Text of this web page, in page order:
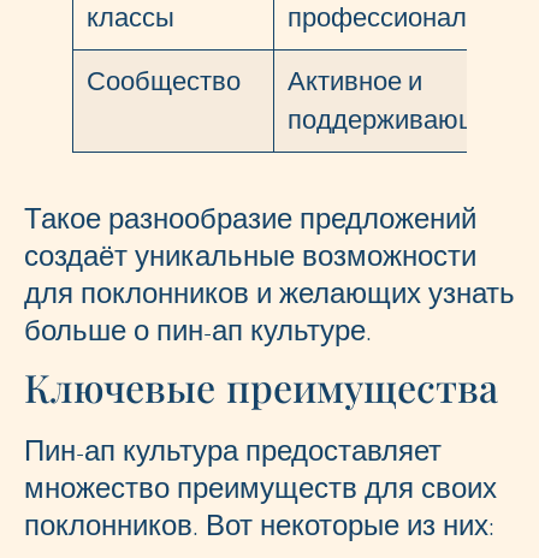
классы
профессионализма
Сообщество
Активное и
поддерживающее
Такое разнообразие предложений
создаёт уникальные возможности
для поклонников и желающих узнать
больше о пин-ап культуре.
Ключевые преимущества
Пин-ап культура предоставляет
множество преимуществ для своих
поклонников. Вот некоторые из них: